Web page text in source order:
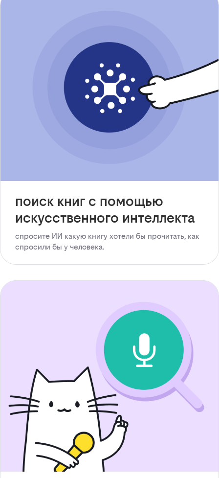
поиск книг с помощью
искусственного интеллекта
спросите ИИ какую книгу хотели бы прочитать, как
спросили бы у человека.